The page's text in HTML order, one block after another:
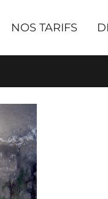
NOS TARIFS